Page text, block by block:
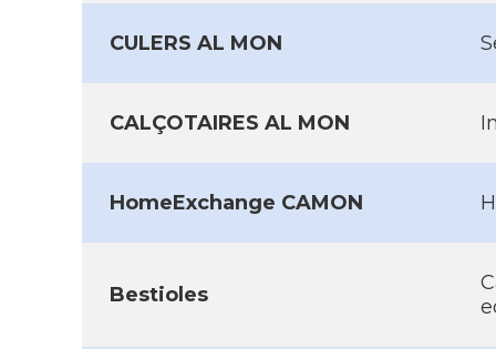
CULERS AL MON
CALÇOTAIRES AL MON
HomeExchange CAMON
Bestioles